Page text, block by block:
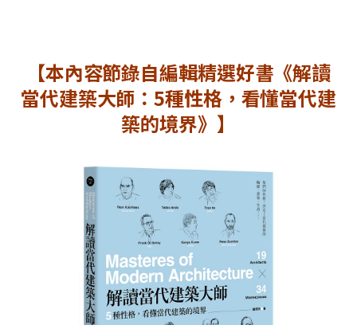
【本內容節錄自編輯精選好書《解讀
當代建築大師：5種性格，看懂當代建
築的境界》】